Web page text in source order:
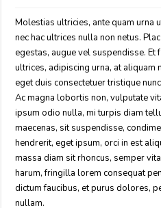
Molestias ultricies, ante quam urna
nec hac ultrices nulla non netus.
egestas, augue vel suspendisse.
ultrices, adipiscing urna, at aliquam
eget duis consectetuer tristique
Ac magna lobortis non, vulputate
ipsum odio nulla, mi turpis diam
maecenas, sit suspendisse,
hendrerit, eget ipsum, orci in est
massa diam sit rhoncus, semper
harum, fringilla lorem consequat
dictum faucibus, et purus dolores,
nullam.